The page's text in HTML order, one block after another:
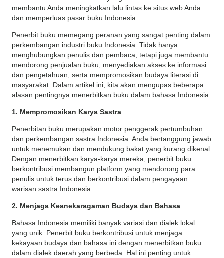
membantu Anda meningkatkan lalu lintas ke situs web Anda
dan memperluas pasar buku Indonesia.
Penerbit buku memegang peranan yang sangat penting dalam
perkembangan industri buku Indonesia. Tidak hanya
menghubungkan penulis dan pembaca, tetapi juga membantu
mendorong penjualan buku, menyediakan akses ke informasi
dan pengetahuan, serta mempromosikan budaya literasi di
masyarakat. Dalam artikel ini, kita akan mengupas beberapa
alasan pentingnya menerbitkan buku dalam bahasa Indonesia.
1. Mempromosikan Karya Sastra
Penerbitan buku merupakan motor penggerak pertumbuhan
dan perkembangan sastra Indonesia. Anda bertanggung jawab
untuk menemukan dan mendukung bakat yang kurang dikenal.
Dengan menerbitkan karya-karya mereka, penerbit buku
berkontribusi membangun platform yang mendorong para
penulis untuk terus dan berkontribusi dalam pengayaan
warisan sastra Indonesia.
2. Menjaga Keanekaragaman Budaya dan Bahasa
Bahasa Indonesia memiliki banyak variasi dan dialek lokal
yang unik. Penerbit buku berkontribusi untuk menjaga
kekayaan budaya dan bahasa ini dengan menerbitkan buku
dalam dialek daerah yang berbeda. Hal ini penting untuk